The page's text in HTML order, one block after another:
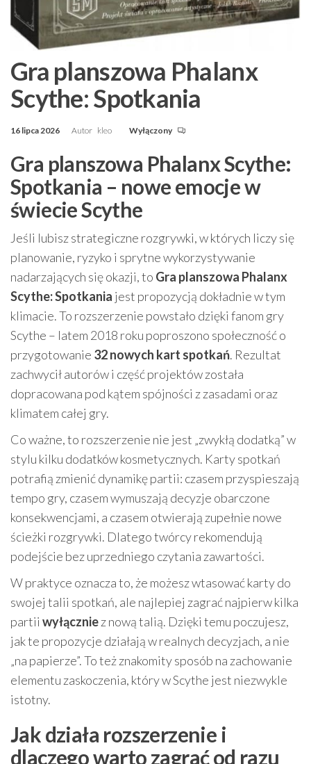
Gra planszowa Phalanx
Scythe: Spotkania
16 lipca 2026 Autor kleo Wyłączony
Gra planszowa Phalanx Scythe:
Spotkania – nowe emocje w
świecie Scythe
Jeśli lubisz strategiczne rozgrywki, w których liczy się
planowanie, ryzyko i sprytne wykorzystywanie
nadarzających się okazji, to Gra planszowa Phalanx
Scythe: Spotkania jest propozycją dokładnie w tym
klimacie. To rozszerzenie powstało dzięki fanom gry
Scythe – latem 2018 roku poproszono społeczność o
przygotowanie 32 nowych kart spotkań. Rezultat
zachwycił autorów i część projektów została
dopracowana pod kątem spójności z zasadami oraz
klimatem całej gry.
Co ważne, to rozszerzenie nie jest „zwykłą dodatką” w
stylu kilku dodatków kosmetycznych. Karty spotkań
potrafią zmienić dynamikę partii: czasem przyspieszają
tempo gry, czasem wymuszają decyzje obarczone
konsekwencjami, a czasem otwierają zupełnie nowe
ścieżki rozgrywki. Dlatego twórcy rekomendują
podejście bez uprzedniego czytania zawartości.
W praktyce oznacza to, że możesz wtasować karty do
swojej talii spotkań, ale najlepiej zagrać najpierw kilka
partii wyłączniez nową talią. Dzięki temu poczujesz,
jak te propozycje działają w realnych decyzjach, a nie
„na papierze”. To też znakomity sposób na zachowanie
elementu zaskoczenia, który w Scythe jest niezwykle
istotny.
Jak działa rozszerzenie i
dlaczego warto zagrać od razu